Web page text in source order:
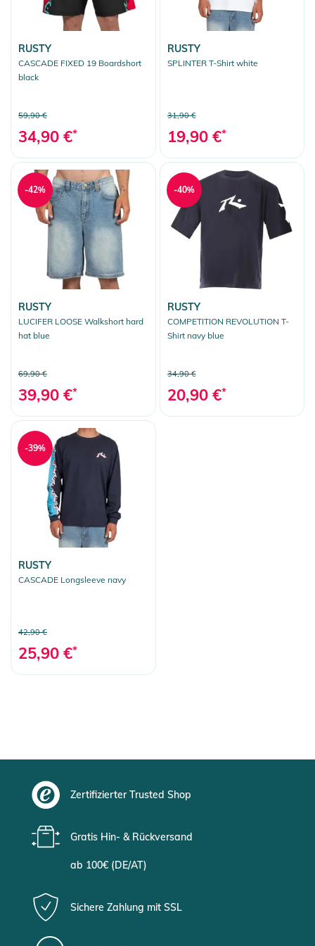
RUSTY
CASCADE FIXED 19 Boardshort
black
59,90 €
34,90 €*
RUSTY
SPLINTER T-Shirt white
31,90 €
19,90 €*
RUSTY
LUCIFER LOOSE Walkshort hard
hat blue
69,90 €
39,90 €*
-42%
RUSTY
COMPETITION REVOLUTION T-
Shirt navy blue
34,90 €
20,90 €*
-40%
RUSTY
CASCADE Longsleeve navy
42,90 €
25,90 €*
-39%
Zertifizierter Trusted Shop
Gratis Hin- & Rückversand
ab 100€ (DE/AT)
Sichere Zahlung mit SSL